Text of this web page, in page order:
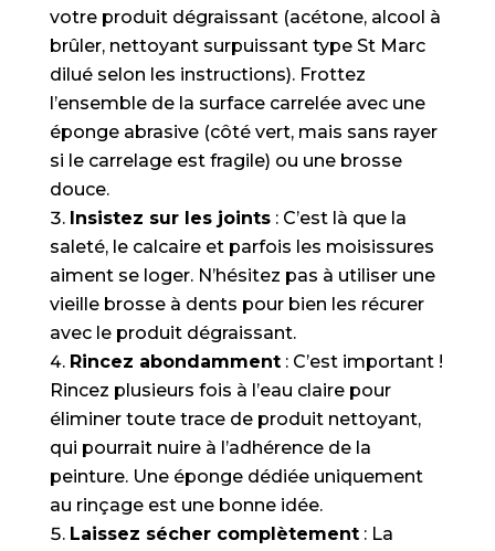
votre produit dégraissant (acétone, alcool à
brûler, nettoyant surpuissant type St Marc
dilué selon les instructions). Frottez
l’ensemble de la surface carrelée avec une
éponge abrasive (côté vert, mais sans rayer
si le carrelage est fragile) ou une brosse
douce.
Insistez sur les joints: C’est là que la
saleté, le calcaire et parfois les moisissures
aiment se loger. N’hésitez pas à utiliser une
vieille brosse à dents pour bien les récurer
avec le produit dégraissant.
Rincez abondamment: C’est important !
Rincez plusieurs fois à l’eau claire pour
éliminer toute trace de produit nettoyant,
qui pourrait nuire à l’adhérence de la
peinture. Une éponge dédiée uniquement
au rinçage est une bonne idée.
Laissez sécher complètement: La